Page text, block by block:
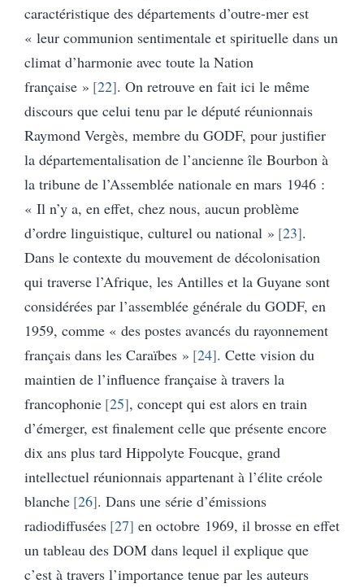
caractéristique des départements d’outre-mer est
« leur communion sentimentale et spirituelle dans un
climat d’harmonie avec toute la Nation
française » 22 . On retrouve en fait ici le même
discours que celui tenu par le député réunionnais
Raymond Vergès, membre du GODF, pour justifier
la départementalisation de l’ancienne île Bourbon à
la tribune de l’Assemblée nationale en mars 1946 :
« Il n’y a, en effet, chez nous, aucun problème
d’ordre linguistique, culturel ou national » 23 .
Dans le contexte du mouvement de décolonisation
qui traverse l’Afrique, les Antilles et la Guyane sont
considérées par l’assemblée générale du GODF, en
1959, comme « des postes avancés du rayonnement
français dans les Caraïbes » 24 . Cette vision du
maintien de l’influence française à travers la
francophonie 25 , concept qui est alors en train
d’émerger, est finalement celle que présente encore
dix ans plus tard Hippolyte Foucque, grand
intellectuel réunionnais appartenant à l’élite créole
blanche 26 . Dans une série d’émissions
radiodiffusées 27 en octobre 1969, il brosse en effet
un tableau des DOM dans lequel il explique que
c’est à travers l’importance tenue par les auteurs